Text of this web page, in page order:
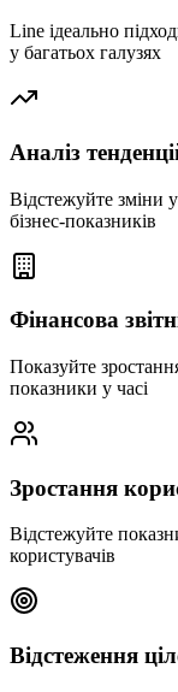
Line ідеально
у багатьох галузях
Аналіз
Відстежуйте зміни
бізнес-показників
Фінансова
Показуйте
показники у часі
Зростання
Відстежуйте
користувачів
Відстеження